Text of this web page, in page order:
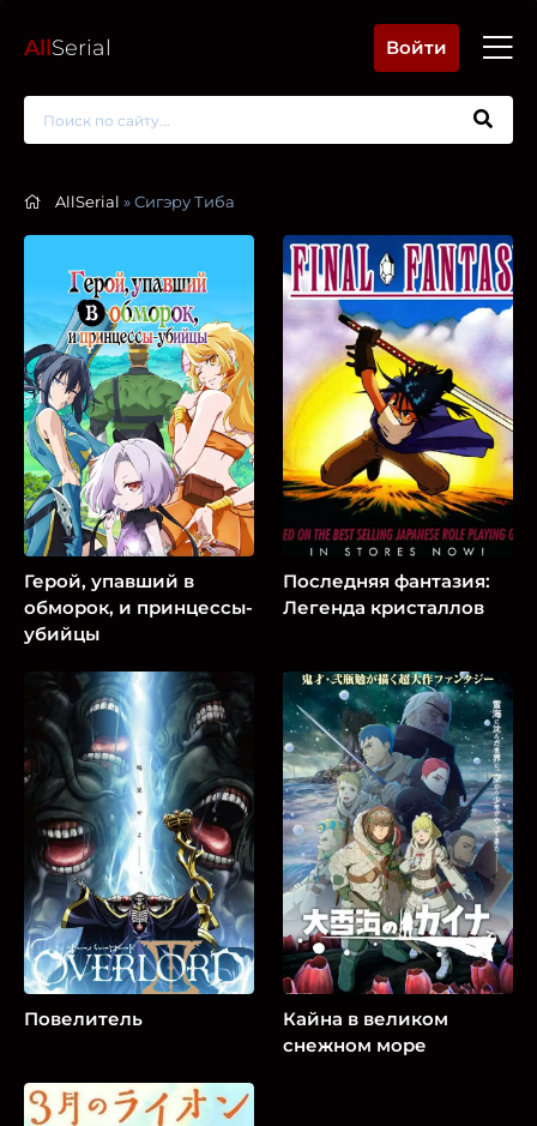
AllSerial Войти
AllSerial » Сигэру Тиба
Герой, упавший в
обморок, и принцессы-
убийцы
Последняя фантазия:
Легенда кристаллов
Повелитель
Кайна в великом
снежном море